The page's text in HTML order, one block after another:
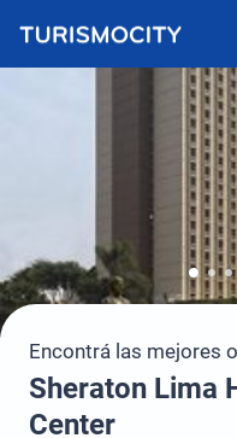
Encontrá las mejores
Sheraton Lima
Center